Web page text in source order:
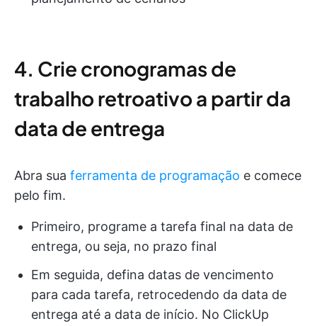
4. Crie cronogramas de
trabalho retroativo a partir da
data de entrega
Abra sua ferramenta de programação e comece
pelo fim.
Primeiro, programe a tarefa final na data de
entrega, ou seja, no prazo final
Em seguida, defina datas de vencimento
para cada tarefa, retrocedendo da data de
entrega até a data de início. No ClickUp